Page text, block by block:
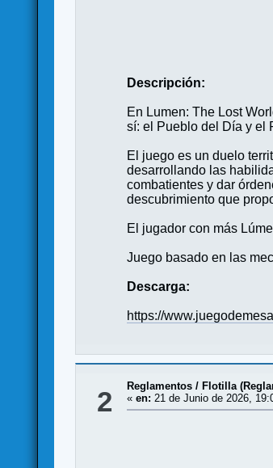
Descripción:
En Lumen: The Lost
sí: el Pueblo del Día y el
El juego es un duelo
desarrollando las
combatientes y dar
descubrimiento que
El jugador con más
Juego basado en las
Descarga:
https://
2 Reglamentos / Flotilla
«en: 21 de Junio de 2026,